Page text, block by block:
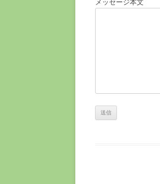
メッセージ本文